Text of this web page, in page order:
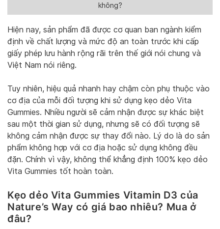
không?
Hiện nay, sản phẩm đã được cơ quan ban ngành kiểm
định về chất lượng và mức độ an toàn trước khi cấp
giấy phép lưu hành rộng rãi trên thế giới nói chung và
Việt Nam nói riêng.
Tuy nhiên, hiệu quả nhanh hay chậm còn phụ thuộc vào
cơ địa của mỗi đối tượng khi sử dụng kẹo dẻo Vita
Gummies. Nhiều người sẽ cảm nhận được sự khác biệt
sau một thời gian sử dụng, nhưng sẽ có đối tượng sẽ
không cảm nhận được sự thay đổi nào. Lý do là do sản
phẩm không hợp với cơ địa hoặc sử dụng không đều
đặn. Chính vì vậy, không thể khẳng định 100% kẹo dẻo
Vita Gummies tốt hoàn toàn.
Kẹo dẻo Vita Gummies Vitamin D3 của
Nature’s Way có giá bao nhiêu? Mua ở
đâu?